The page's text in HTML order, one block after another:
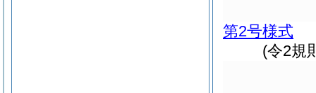
第2号様式
(令2規